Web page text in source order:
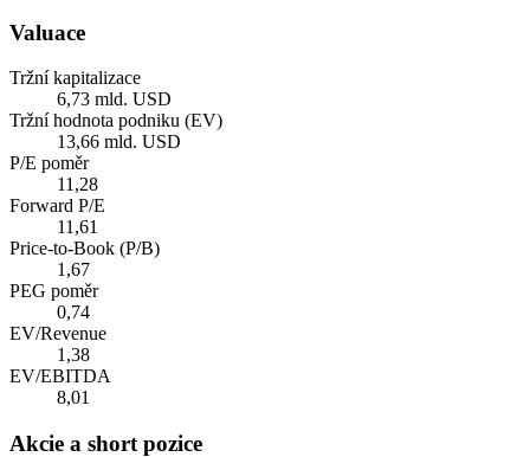
Valuace
Tržní kapitalizace
6,73 mld. USD
Tržní hodnota podniku (EV)
13,66 mld. USD
P/E poměr
11,28
Forward P/E
11,61
Price-to-Book (P/B)
1,67
PEG poměr
0,74
EV/Revenue
1,38
EV/EBITDA
8,01
Akcie a short pozice